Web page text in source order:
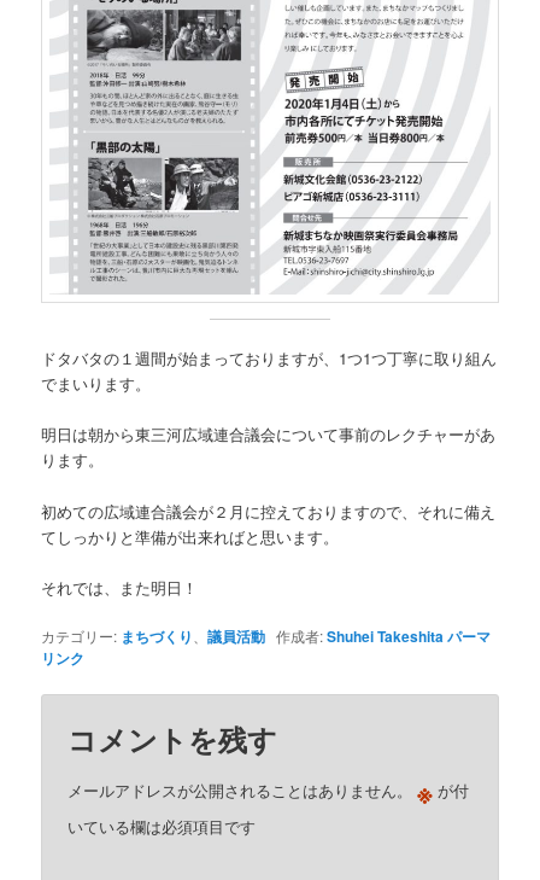
ドタバタの１週間が始まっておりますが、1つ1つ丁寧に取り組ん
でまいります。
明日は朝から東三河広域連合議会について事前のレクチャーがあ
ります。
初めての広域連合議会が２月に控えておりますので、それに備え
てしっかりと準備が出来ればと思います。
それでは、また明日！
カテゴリー: まちづくり 、議員活動 作成者:Shuhei Takeshitaパーマ
リンク
コメントを残す
メールアドレスが公開されることはありません。 ※ が付
いている欄は必須項目です